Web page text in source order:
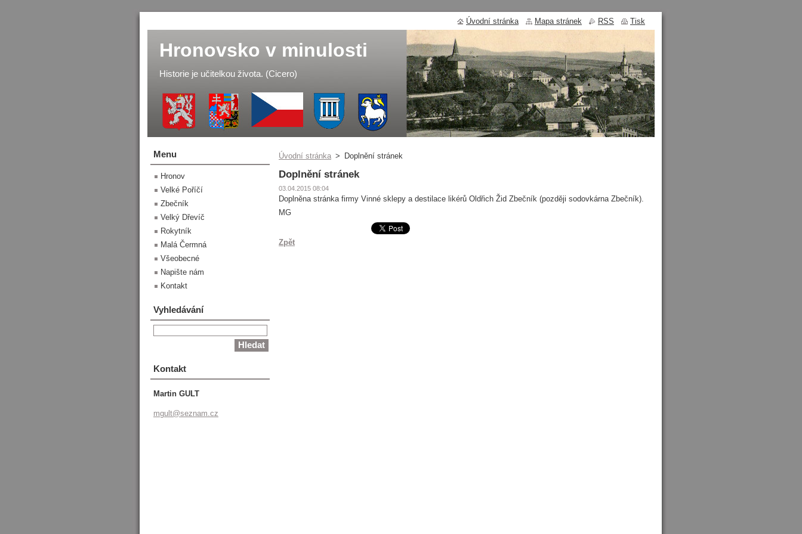
Hronovsko v minulosti
Historie je učitelkou života. (Cicero)
Úvodní stránka > Doplnění stránek
Doplnění stránek
03.04.2015 08:04
Doplněna stránka firmy Vinné sklepy a destilace likérů Oldřich Žid Zbečník (později sodovkárna Zbečník).
MG
Zpět
Menu
Hronov
Velké Poříčí
Zbečník
Velký Dřevíč
Rokytník
Malá Čermná
Všeobecné
Napište nám
Kontakt
Vyhledávání
Kontakt
Martin GULT
mgult@seznam.cz
Úvodní stránka Mapa stránek RSS Tisk